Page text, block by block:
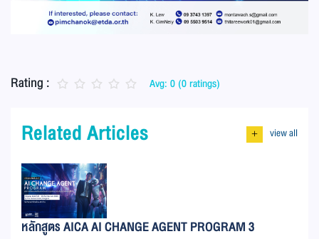
Rating : Avg: 0 (0 ratings)
Related Articles + view all
หลักสูตร AICA AI CHANGE AGENT PROGRAM 3